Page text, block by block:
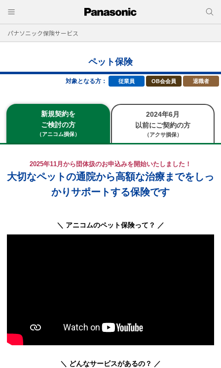
パナソニック保険サービス
ペット保険
対象となる方： 従業員 OB会会員 退職者
新規契約を
ご検討の方
（アニコム損保）
2024年6月
以前にご契約の方
（アクサ損保）
2025年11月から団体扱のお申込みを開始いたしました！
大切なペットの通院から高額な治療までをしっ
かりサポートする保険です
＼ アニコムのペット保険って？ ／
＼ どんなサービスがあるの？ ／